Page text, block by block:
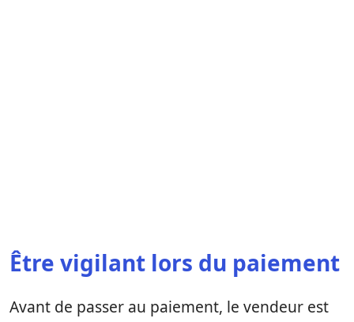
Être vigilant lors du paiement
Avant de passer au paiement, le vendeur est